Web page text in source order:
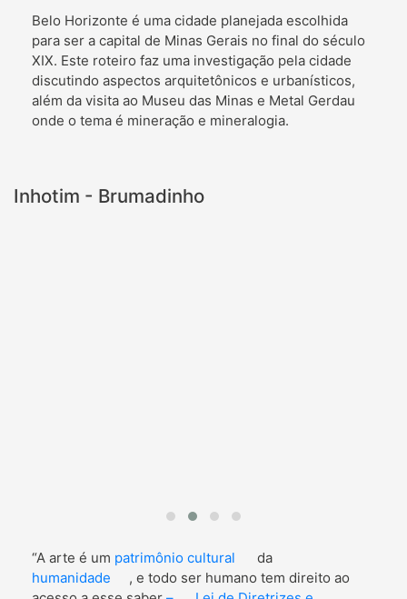
Belo Horizonte é uma cidade planejada escolhida
para ser a capital de Minas Gerais no final do século
XIX. Este roteiro faz uma investigação pela cidade
discutindo aspectos arquitetônicos e urbanísticos,
além da visita ao Museu das Minas e Metal Gerdau
onde o tema é mineração e mineralogia.
Inhotim - Brumadinho
“A arte é um patrimônio cultural
da
humanidade
, e todo ser humano tem direito ao